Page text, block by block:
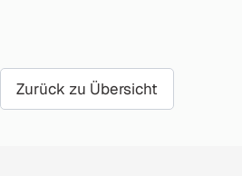
Zurück zu Übersicht